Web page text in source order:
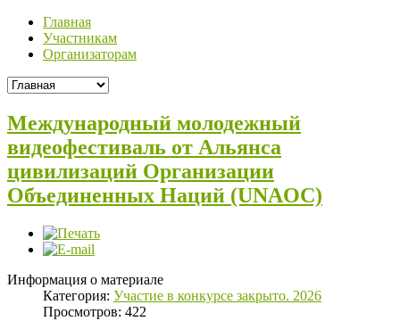
Главная
Участникам
Организаторам
Международный молодежный
видеофестиваль от Альянса
цивилизаций Организации
Объединенных Наций (UNAOC)
Информация о материале
Категория: Участие в конкурсе закрыто. 2026
Просмотров: 422